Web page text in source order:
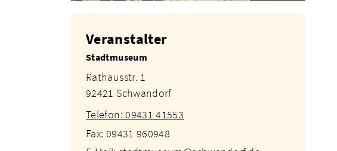
Veranstalter
Stadtmuseum
Rathausstr. 1
92421 Schwandorf
Telefon: 09431 41553
Fax: 09431 960948